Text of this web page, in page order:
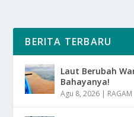
BERITA TERBARU
Laut Berubah
Bahayanya!
Agu 8, 2026 | RAGAM